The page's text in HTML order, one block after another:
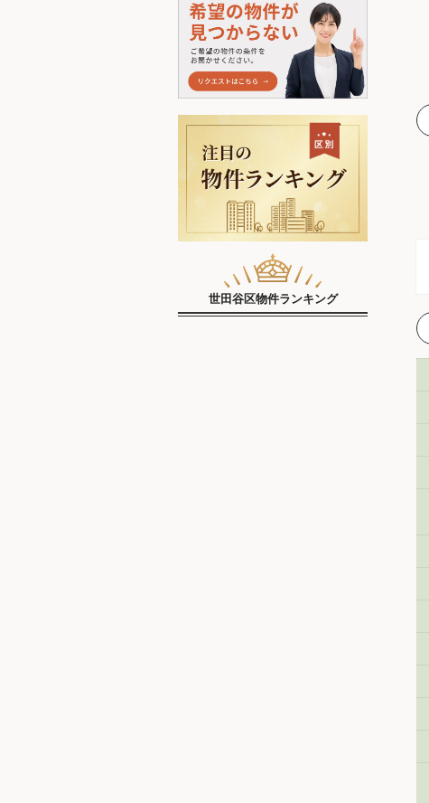
世田谷区物件ランキング